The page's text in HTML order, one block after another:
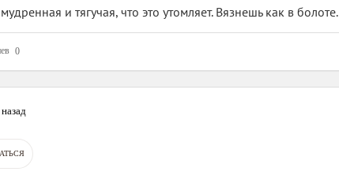
и тягучая, что это утомляет. Вязнешь как в болоте.
0